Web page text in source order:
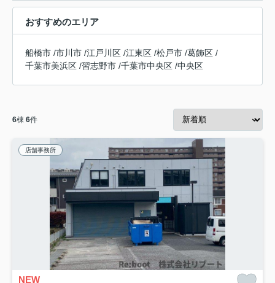
おすすめのエリア
船橋市 /市川市 /江戸川区 /江東区 /松戸市 /葛飾区 /
千葉市美浜区 /習志野市 /千葉市中央区 /中央区
6棟 6件
店舗事務所
NEW